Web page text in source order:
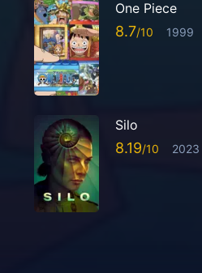
One Piece
8.7 1999
Silo
8.19 2023